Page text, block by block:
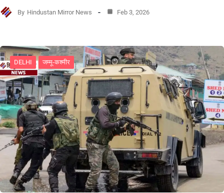
By Hindustan Mirror News Feb 3, 2026
DELHI जम्मू-कश्मीर